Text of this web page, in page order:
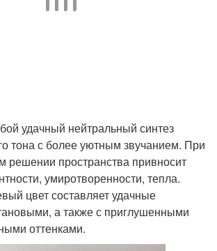
удачный нейтральный синтез
тона с более уютным звучанием. При
решении пространства привносит
умиротворенности, тепла.
цвет составляет удачные
а также с приглушенными
оттенками.